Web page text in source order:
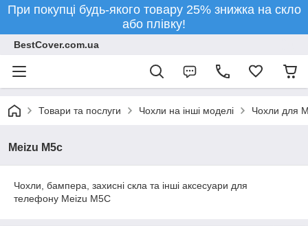
При покупці будь-якого товару 25% знижка на скло
або плівку!
BestCover.com.ua
Товари та послуги Чохли на інші моделі Чохли для
Meizu M5c
Чохли, бампера, захисні скла та інші аксесуари для
телефону Meizu M5C